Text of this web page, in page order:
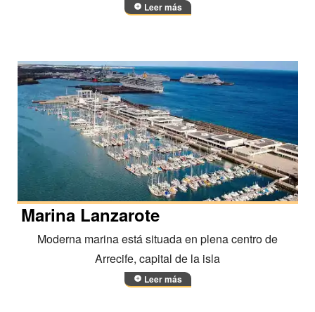
Leer más
Marina Lanzarote
Moderna marina está situada en plena centro de
Arrecife, capital de la isla
Leer más